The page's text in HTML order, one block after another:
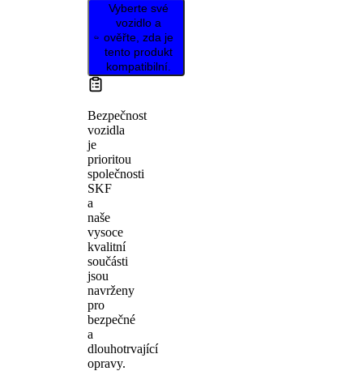
Vyberte své
vozidlo a
ověřte, zda je
tento produkt
kompatibilní.
Bezpečnost
vozidla
je
prioritou
společnosti
SKF
a
naše
vysoce
kvalitní
součásti
jsou
navrženy
pro
bezpečné
a
dlouhotrvající
opravy.